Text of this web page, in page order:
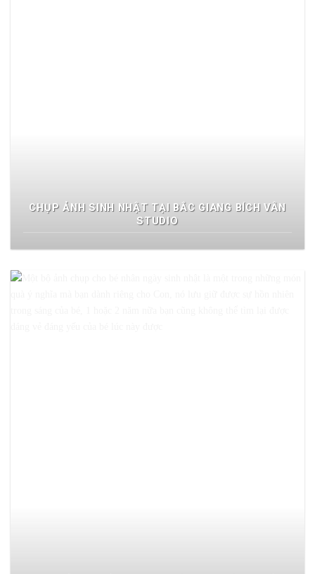
CHỤP ẢNH SINH NHẬT TẠI BẮC GIANG BÍCH VÂN
STUDIO